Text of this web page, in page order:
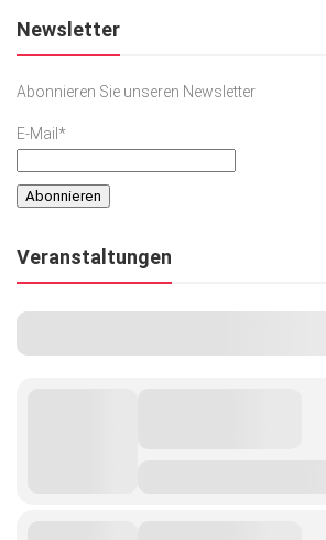
SACHSEN IN PARIS
Newsletter
Abonnieren Sie unseren Newsletter
E-Mail*
Veranstaltungen